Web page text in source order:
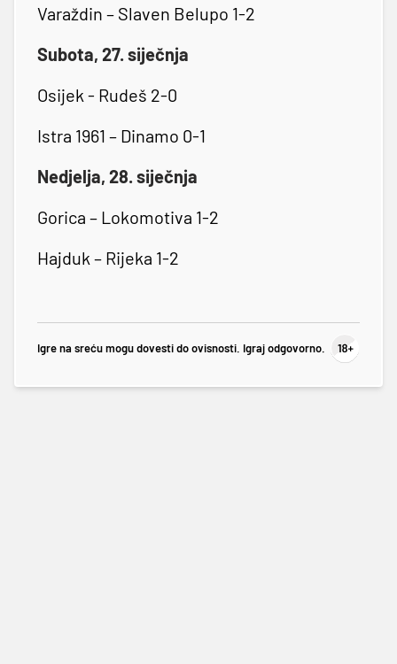
Varaždin – Slaven Belupo 1-2
Subota, 27. siječnja
Osijek - Rudeš 2-0
Istra 1961 – Dinamo 0-1
Nedjelja, 28. siječnja
Gorica – Lokomotiva 1-2
Hajduk – Rijeka 1-2
Igre na sreću mogu dovesti do ovisnosti. Igraj odgovorno.